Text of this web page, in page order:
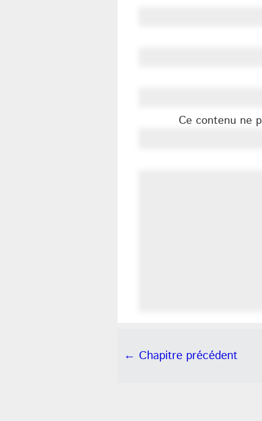
Ce contenu ne
← Chapitre précédent